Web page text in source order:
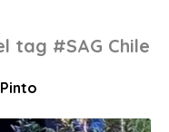
tag #SAG Chile